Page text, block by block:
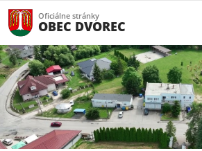
Oficiálne stránky
OBEC DVOREC